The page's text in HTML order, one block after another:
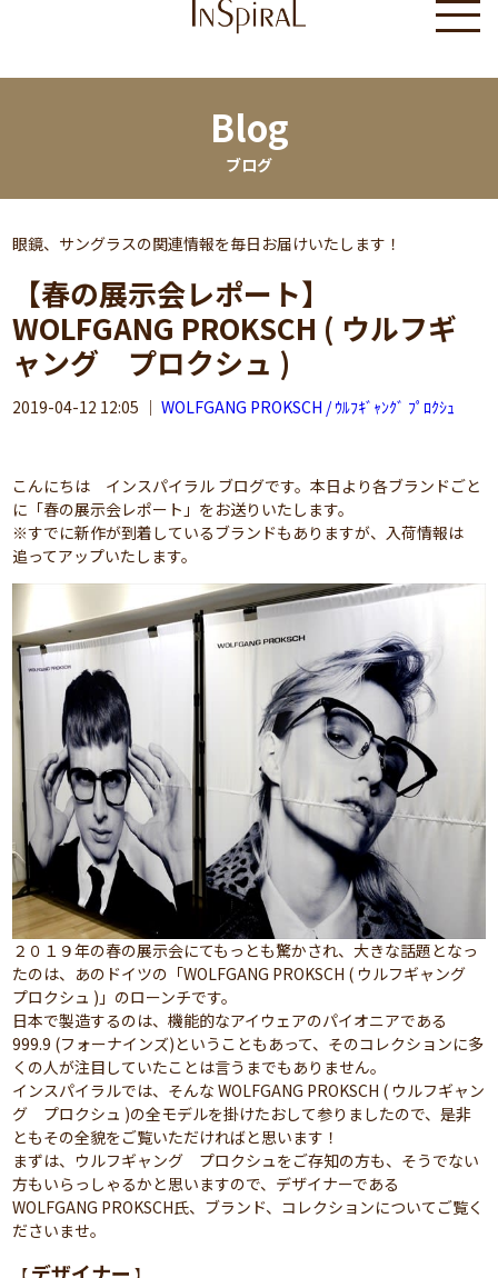
Blog
ブログ
眼鏡、サングラスの関連情報を毎日お届けいたします！
【春の展示会レポート】
WOLFGANG PROKSCH ( ウルフギ
ャング プロクシュ )
2019-04-12 12:05 ｜WOLFGANG PROKSCH / ｳﾙﾌｷﾞｬﾝｸﾞ ﾌﾟﾛｸｼｭ
こんにちは インスパイラル ブログです。本日より各ブランドごと
に「春の展示会レポート」をお送りいたします。
※すでに新作が到着しているブランドもありますが、入荷情報は
追ってアップいたします。
２０１９年の春の展示会にてもっとも驚かされ、大きな話題となっ
たのは、あのドイツの「WOLFGANG PROKSCH ( ウルフギャング
プロクシュ )」のローンチです。
日本で製造するのは、機能的なアイウェアのパイオニアである
999.9 (フォーナインズ)ということもあって、そのコレクションに多
くの人が注目していたことは言うまでもありません。
インスパイラルでは、そんな WOLFGANG PROKSCH ( ウルフギャン
グ プロクシュ )の全モデルを掛けたおして参りましたので、是非
ともその全貌をご覧いただければと思います！
まずは、ウルフギャング プロクシュをご存知の方も、そうでない
方もいらっしゃるかと思いますので、デザイナーである
WOLFGANG PROKSCH氏、ブランド、コレクションについてご覧く
ださいませ。